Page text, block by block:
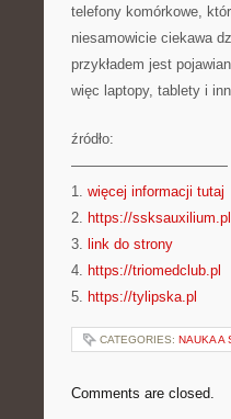
telefony komórkowe,
niesamowicie ciekawa
przykładem jest
więc laptopy, tablety i
źródło:
———————————
1. więcej informacji tutaj
2. https://ssksauxilium.pl
3. link do strony
4. https://triomedclub.pl
5. https://tylipska.pl
CATEGORIES: NAUKA A
Comments are closed.